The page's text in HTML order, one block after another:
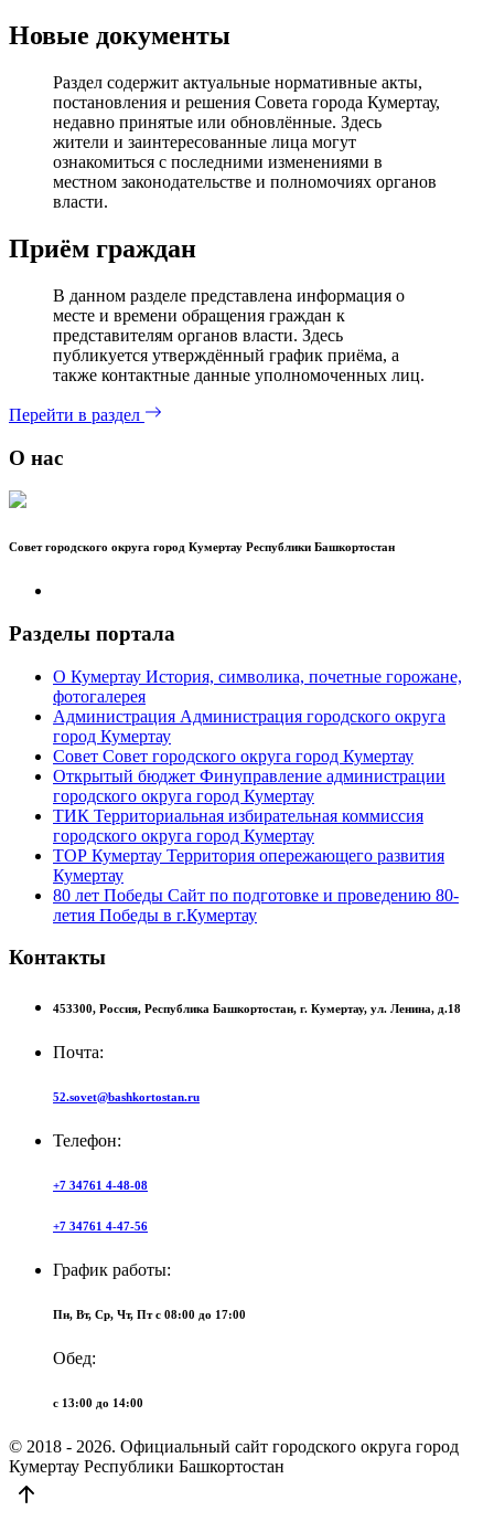
Новые документы
Раздел содержит актуальные нормативные акты,
постановления и решения Совета города Кумертау,
недавно принятые или обновлённые. Здесь
жители и заинтересованные лица могут
ознакомиться с последними изменениями в
местном законодательстве и полномочиях органов
власти.
Приём граждан
В данном разделе представлена информация о
месте и времени обращения граждан к
представителям органов власти. Здесь
публикуется утверждённый график приёма, а
также контактные данные уполномоченных лиц.
Перейти в раздел
О нас
Совет городского округа город Кумертау Республики Башкортостан
Разделы портала
О Кумертау История, символика, почетные горожане,
фотогалерея
Администрация Администрация городского округа
город Кумертау
Совет Совет городского округа город Кумертау
Открытый бюджет Финуправление администрации
городского округа город Кумертау
ТИК Территориальная избирательная коммиссия
городского округа город Кумертау
ТОР Кумертау Территория опережающего развития
Кумертау
80 лет Победы Сайт по подготовке и проведению 80-
летия Победы в г.Кумертау
Контакты
453300, Россия, Республика Башкортостан, г. Кумертау, ул. Ленина, д.18
Почта:
52.sovet@bashkortostan.ru
Телефон:
+7 34761 4-48-08
+7 34761 4-47-56
График работы:
Пн, Вт, Ср, Чт, Пт c 08:00 до 17:00
Обед:
c 13:00 до 14:00
© 2018 - 2026. Официальный сайт городского округа город
Кумертау Республики Башкортостан